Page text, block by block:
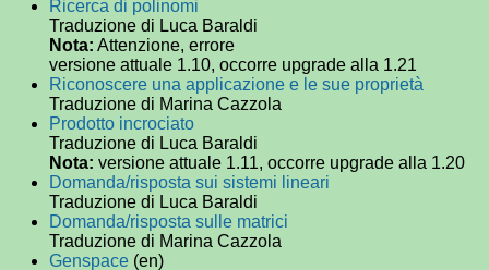
Ricerca di polinomi
Traduzione di Luca Baraldi
Nota: Attenzione, errore
versione attuale 1.10, occorre upgrade alla 1.21
Riconoscere una applicazione e le sue proprietà
Traduzione di Marina Cazzola
Prodotto incrociato
Traduzione di Luca Baraldi
Nota: versione attuale 1.11, occorre upgrade alla 1.20
Domanda/risposta sui sistemi lineari
Traduzione di Luca Baraldi
Domanda/risposta sulle matrici
Traduzione di Marina Cazzola
Genspace (en)